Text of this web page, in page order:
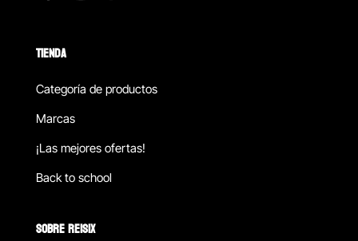
TIENDA
Categoría de productos
Marcas
¡Las mejores ofertas!
Back to school
SOBRE REISIX